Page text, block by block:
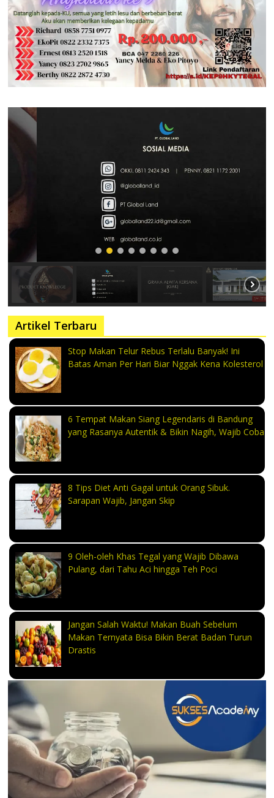
Artikel Terbaru
Stop Makan Telur Rebus Terlalu Banyak! Ini
Batas Aman Per Hari Biar Nggak Kena Kolesterol
6 Tempat Makan Siang Legendaris di Bandung
yang Rasanya Autentik & Bikin Nagih, Wajib Coba
8 Tips Diet Anti Gagal untuk Orang Sibuk.
Sarapan Wajib, Jangan Skip
9 Oleh-oleh Khas Tegal yang Wajib Dibawa
Pulang, dari Tahu Aci hingga Teh Poci
Jangan Salah Waktu! Makan Buah Sebelum
Makan Ternyata Bisa Bikin Berat Badan Turun
Drastis